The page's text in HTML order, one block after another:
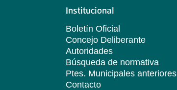
Institucional
Boletín Oficial
Concejo Deliberante
Autoridades
Búsqueda de normativa
Ptes. Municipales anteriores
Contacto